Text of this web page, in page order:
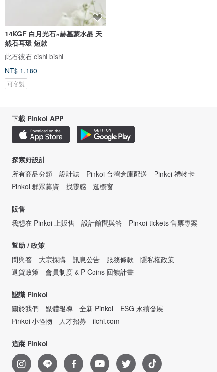
14KGF 白月光石×赫基蒙水晶 天
然石耳環 短款
此石彼石 cishi bishi
NT$ 1,180
可客製
下載 Pinkoi APP
探索好設計
所有商品分類
設計誌 Pinkoi 台灣倉庫配送
Pinkoi 禮物卡
Pinkoi 群眾募資
找靈感 逛櫥窗
販售
我想在 Pinkoi 上販售
設計館問與答 Pinkoi tickets 售票專案
幫助 / 政策
問與答
大宗採購 訊息公告 服務條款
隱私權政策
退貨政策
會員制度 & P Coins 回饋計畫
認識 Pinkoi
關於我們
媒體報導 全新 Pinkoi
ESG 永續發展
Pinkoi 小怪物
人才招募 iichi.com
追蹤 Pinkoi